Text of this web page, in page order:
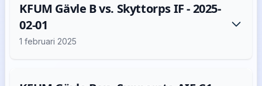
KFUM Gävle B vs. Skyttorps IF - 2025-
02-01
1 februari 2025